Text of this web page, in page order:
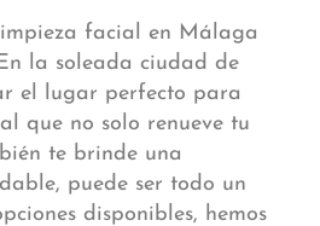
facial en Málaga
la soleada ciudad de
el lugar perfecto para
que no solo renueve tu
te brinde una
puede ser todo un
disponibles, hemos